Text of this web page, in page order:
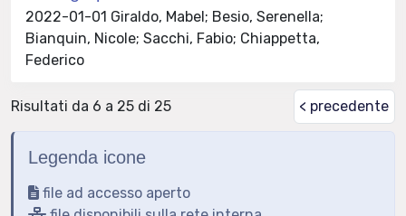
2022-01-01 Giraldo, Mabel; Besio, Serenella;
Bianquin, Nicole; Sacchi, Fabio; Chiappetta,
Federico
Risultati da 6 a 25 di 25 < precedente
Legenda icone
file ad accesso aperto